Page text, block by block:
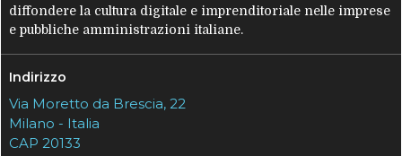
diffondere la cultura digitale e imprenditoriale nelle imprese
e pubbliche amministrazioni italiane.
Indirizzo
Via Moretto da Brescia, 22
Milano - Italia
CAP 20133